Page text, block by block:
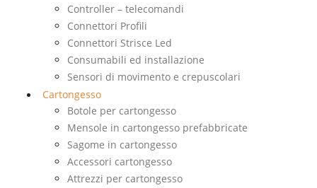
Controller – telecomandi
Connettori Profili
Connettori Strisce Led
Consumabili ed installazione
Sensori di movimento e crepuscolari
Cartongesso
Botole per cartongesso
Mensole in cartongesso prefabbricate
Sagome in cartongesso
Accessori cartongesso
Attrezzi per cartongesso